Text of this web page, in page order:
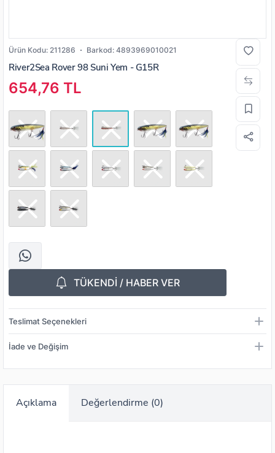
Ürün Kodu: 211286 Barkod: 4893969010021
River2Sea Rover 98 Suni Yem - G15R
654,76 TL
TÜKENDİ / HABER VER
Teslimat Seçenekleri
İade ve Değişim
Açıklama Değerlendirme (0)